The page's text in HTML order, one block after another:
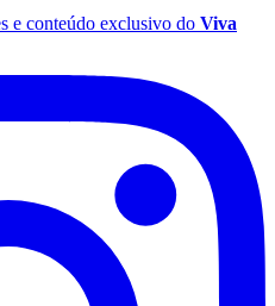
e conteúdo exclusivo do Viva